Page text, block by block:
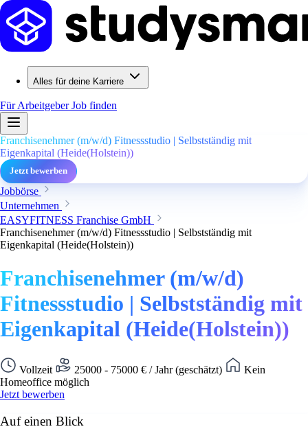
Alles für deine Karriere
Für ArbeitgeberJob finden
Franchisenehmer (m/w/d) Fitnessstudio | Selbstständig mit
Eigenkapital (Heide(Holstein))
Jetzt bewerben
Jobbörse
Unternehmen
EASYFITNESS Franchise GmbH
Franchisenehmer (m/w/d) Fitnessstudio | Selbstständig mit
Eigenkapital (Heide(Holstein))
Franchisenehmer (m/w/d)
Fitnessstudio | Selbstständig mit
Eigenkapital (Heide(Holstein))
Vollzeit 25000 - 75000 € / Jahr (geschätzt)
Kein
Homeoffice möglich
Jetzt bewerben
Auf einen Blick